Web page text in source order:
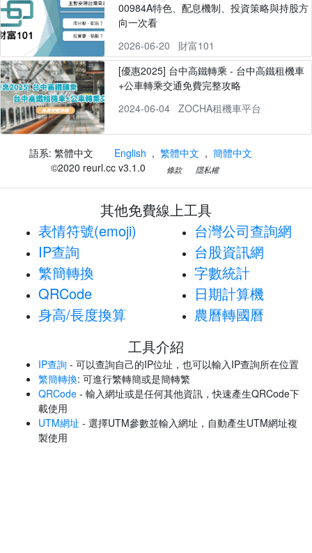
00984A特色、配息機制、投資策略與持股方
向一次看
2026-06-20
財富101
[優惠2025] 台中高鐵轉乘 - 台中高鐵租機車
+公車轉乘交通免費完整攻略
2024-06-04
ZOCHA租機車平台
語系: 繁體中文 English , 繁體中文 , 簡體中文
©2020 reurl.cc v3.1.0
條款 隱私權
其他免費線上工具
表情符號(emoji)
IP查詢
繁簡轉換
QRCode
身高/長度換算
台灣公司查詢網
台股資訊網
字數統計
日期計算機
農曆轉國曆
工具介紹
IP查詢 - 可以查詢自己的IP位址，也可以輸入IP查詢所在位置
繁簡轉換: 可進行繁轉簡或是簡轉繁
QRCode - 輸入網址或是任何其他資訊，快速產生QRCode下
載使用
UTM網址 - 選擇UTM參數並輸入網址，自動產生UTM網址複
製使用